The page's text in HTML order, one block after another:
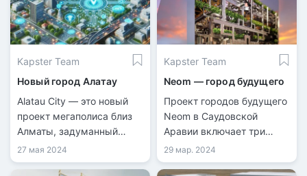
Kapster Team
Новый город Алатау
Alatau City — это новый
проект мегаполиса близ
Алматы, задуманный
стать международным
бизнес-хабом и
27 мая 2024
Kapster Team
Neom — город будущего
Проект городов будущего
Neom в Саудовской
Аравии включает три
региона: инновационный
порт на воде Oxagon,
29 мар. 2024